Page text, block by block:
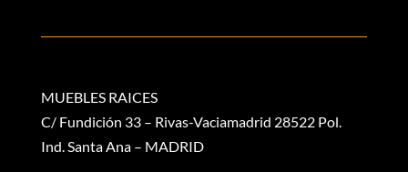
MUEBLES RAICES
C/ Fundición 33 – Rivas-Vaciamadrid 28522 Pol.
Ind. Santa Ana – MADRID